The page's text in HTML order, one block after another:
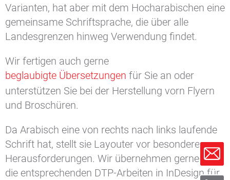
Varianten, hat aber mit dem Hocharabischen eine
gemeinsame Schriftsprache, die über alle
Landesgrenzen hinweg Verwendung findet.
Wir fertigen auch gerne
beglaubigte Übersetzungen für Sie an oder
unterstützen Sie bei der Herstellung vorn Flyern
und Broschüren.
Da Arabisch eine von rechts nach links laufende
Schrift hat, stellt sie Layouter vor besondere
Herausforderungen. Wir übernehmen gerne auch
die entsprechenden DTP-Arbeiten in InDesign für